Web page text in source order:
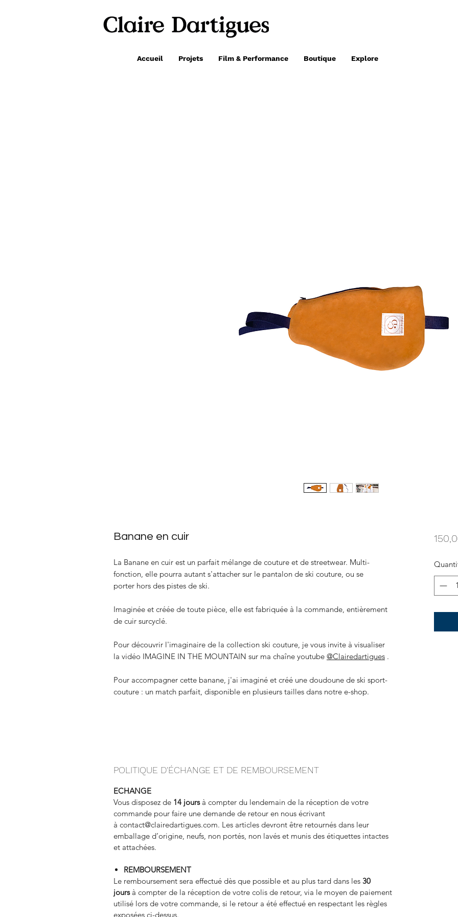
Accueil Projets Film & Performance Boutique Explore
Banane en cuir
La Banane en cuir est un parfait mélange de couture et de streetwear. Multi-
fonction, elle pourra autant s'attacher sur le pantalon de ski couture, ou se
porter hors des pistes de ski.
Imaginée et créée de toute pièce, elle est fabriquée à la commande, entièrement
de cuir surcyclé.
Pour découvrir l'imaginaire de la collection ski couture, je vous invite à visualiser
la vidéo IMAGINE IN THE MOUNTAIN sur ma chaîne youtube @Clairedartigues .
Pour accompagner cette banane, j'ai imaginé et créé une doudoune de ski sport-
couture : un match parfait, disponible en plusieurs tailles dans notre e-shop.
POLITIQUE D'ÉCHANGE ET DE REMBOURSEMENT
ECHANGE
Vous disposez de 14 joursà compter du lendemain de la réception de votre
commande pour faire une demande de retour en nous écrivant
à contact@clairedartigues.com. Les articles devront être retournés dans leur
emballage d’origine, neufs, non portés, non lavés et munis des étiquettes intactes
et attachées.
REMBOURSEMENT
Le remboursement sera effectué dès que possible et au plus tard dans les 30
joursà compter de la réception de votre colis de retour, via le moyen de paiement
utilisé lors de votre commande, si le retour a été effectué en respectant les règles
exposées ci-dessus.